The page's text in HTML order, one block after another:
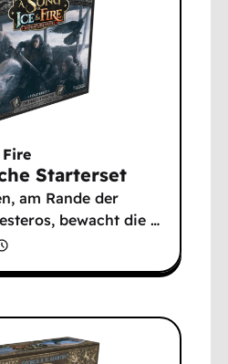
Starterset
am Rande der
bewacht die…